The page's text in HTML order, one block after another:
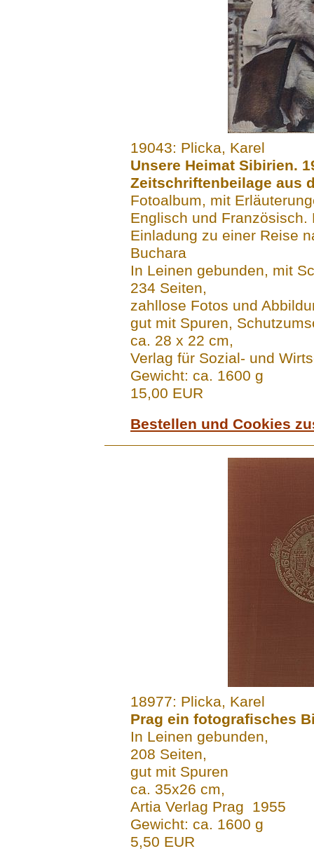
19043: Plicka, Karel
Unsere Heimat Sibirien.
Zeitschriftenbeilage aus
Fotoalbum, mit
Englisch und
Einladung zu einer Reise
Buchara
In Leinen gebunden, mit
234 Seiten,
zahllose Fotos und
gut mit Spuren,
ca. 28 x 22 cm,
Verlag für Sozial- und
Gewicht: ca. 1600 g
15,00 EUR
Bestellen und Cookies
18977: Plicka, Karel
Prag ein fotografisches
In Leinen gebunden,
208 Seiten,
gut mit Spuren
ca. 35x26 cm,
Artia Verlag Prag 1955
Gewicht: ca. 1600 g
5,50 EUR